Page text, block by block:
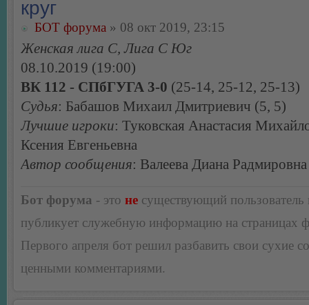
круг
БОТ форума » 08 окт 2019, 23:15
Женская лига С, Лига С Юг
08.10.2019 (19:00)
ВК 112 - СПбГУГА 3-0 (25-14, 25-12, 25-13)
Судья: Бабашов Михаил Дмитриевич (5, 5)
Лучшие игроки: Туковская Анастасия
Ксения Евгеньевна
Автор сообщения: Валеева Диана Радмировна
Бот форума - это не существующий пользователь
публикует служебную информацию на страницах
Первого апреля бот решил разбавить свои сухие
ценными комментариями.